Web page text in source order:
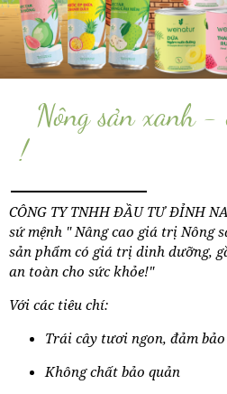
Nông sản xanh -
!
CÔNG TY TNHH ĐẦU TƯ ĐỈNH
sứ mệnh " Nâng cao giá trị Nông
sản phẩm có giá trị dinh dưỡng,
an toàn cho sức khỏe!"
Với các tiêu chí:
Trái cây tươi ngon, đảm
Không chất bảo quản